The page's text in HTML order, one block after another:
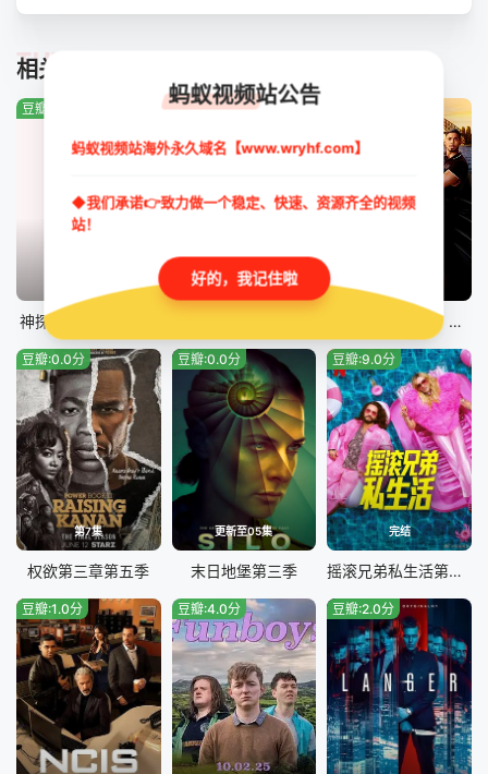
相关推荐
TUIJIAN
豆瓣:0.0分
神探默多克第十九季
第17集
豆瓣:0.0分
海军罪案调查处：悉尼第三季
第7集
豆瓣:0.0分
权欲第三章第五季
更新至05集
豆瓣:0.0分
末日地堡第三季
完结
豆瓣:9.0分
摇滚兄弟私生活第二季
豆瓣:1.0分 豆瓣:4.0分 豆瓣:2.0分
蚂蚁视频站公告
蚂蚁视频站海外永久域名【www.wryhf.com】
◆我们承诺👉致力做一个稳定、快速、资源齐全的视频
站！
好的，我记住啦